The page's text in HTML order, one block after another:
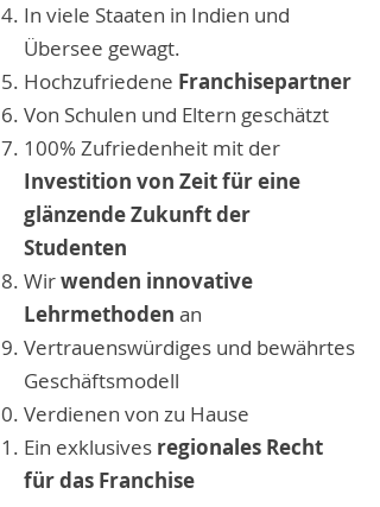
In viele Staaten in Indien und
Übersee gewagt.
Hochzufriedene Franchisepartner
Von Schulen und Eltern geschätzt
100% Zufriedenheit mit der
Investition von Zeit für eine
glänzende Zukunft der
Studenten
Wirwenden innovative
Lehrmethoden an
Vertrauenswürdiges und bewährtes
Geschäftsmodell
Verdienen von zu Hause
Ein exklusives regionales Recht
für das Franchise